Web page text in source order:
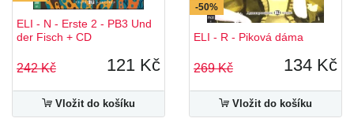
ELI - N - Erste 2 - PB3 Und
der Fisch + CD
242 Kč 121 Kč
Vložit do košíku
-50%
ELI - R - Piková dáma
269 Kč 134 Kč
Vložit do košíku